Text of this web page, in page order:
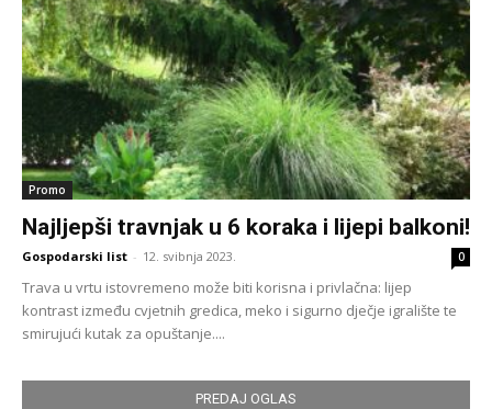
Promo
Najljepši travnjak u 6 koraka i lijepi balkoni!
Gospodarski list - 12. svibnja 2023. 0
Trava u vrtu istovremeno može biti korisna i privlačna: lijep
kontrast između cvjetnih gredica, meko i sigurno dječje igralište te
smirujući kutak za opuštanje....
PREDAJ OGLAS